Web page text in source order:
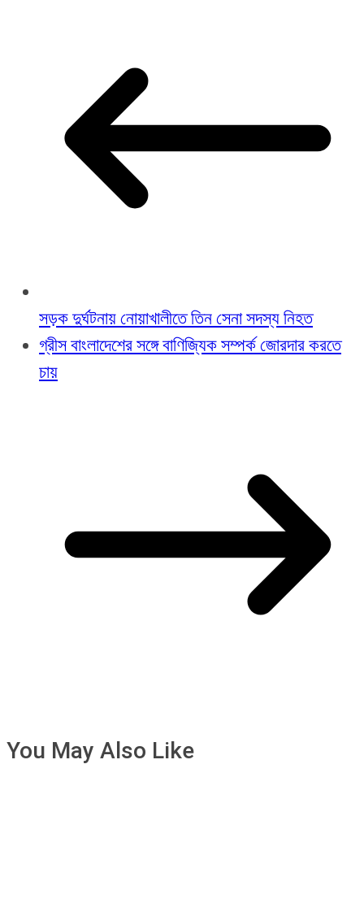
সড়ক দুর্ঘটনায় নোয়াখালীতে তিন সেনা সদস্য নিহত
গ্রীস বাংলাদেশের সঙ্গে বাণিজ্যিক সম্পর্ক জোরদার করতে
চায়
You May Also Like